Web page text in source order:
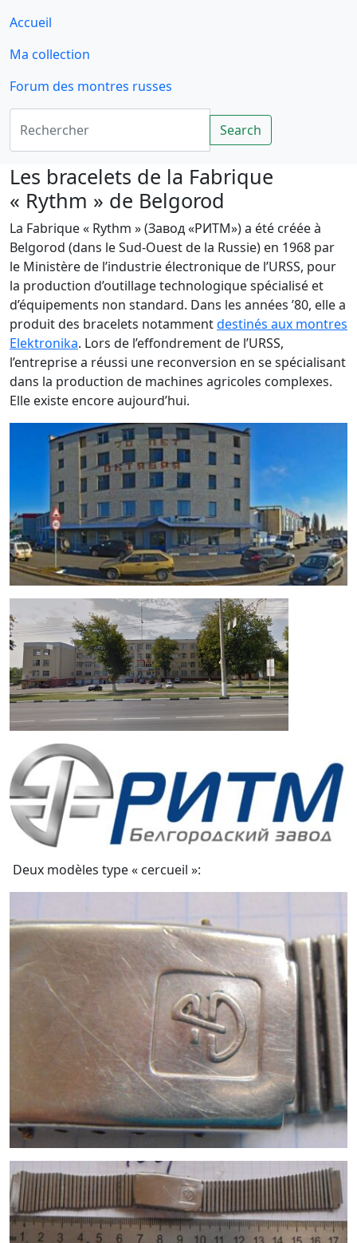
Accueil
Ma collection
Forum des montres russes
Rechercher
Search
Les bracelets de la Fabrique
« Rythm » de Belgorod
La Fabrique « Rythm » (Завод «РИТМ») a été créée à
Belgorod (dans le Sud-Ouest de la Russie) en 1968 par
le Ministère de l’industrie électronique de l’URSS, pour
la production d’outillage technologique spécialisé et
d’équipements non standard. Dans les années ’80, elle a
produit des bracelets notammentdestinés aux montres
Elektronika. Lors de l’effondrement de l’URSS,
l’entreprise a réussi une reconversion en se spécialisant
dans la production de machines agricoles complexes.
Elle existe encore aujourd’hui.
Deux modèles type « cercueil »: